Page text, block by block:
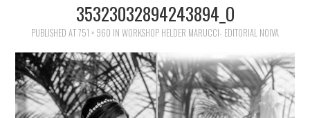
CULTURA
MODA
MUSAS
35323032894243894_O
PUBLISHED AT751 × 960 IN WORKSHOP HELDER MARUCCI- EDITORIAL NOIVA